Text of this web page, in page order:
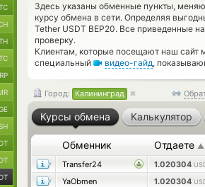
Здесь указаны обменные пункты,
курсу обмена в сети. Определяя
Tether USDT BEP20. Все приведенные
проверку.
Клиентам, которые посещают наш сайт
специальный
видео-гайд,
Город: Калининград
Курсы обмена Калькулятор
Обменник Отдаете ▲
Transfer24 1.020304
YaObmen
1.020304